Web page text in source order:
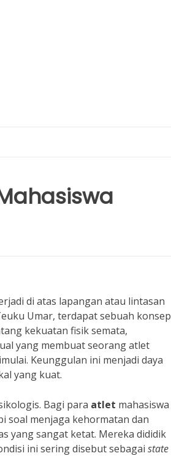
di atas lapangan atau lintasan
Umar, terdapat sebuah konsep
kekuatan fisik semata,
yang membuat seorang atlet
Keunggulan ini menjadi daya
yang kuat.
Bagi para atlet mahasiswa
soal menjaga kehormatan dan
yang sangat ketat. Mereka dididik
ini sering disebut sebagai state